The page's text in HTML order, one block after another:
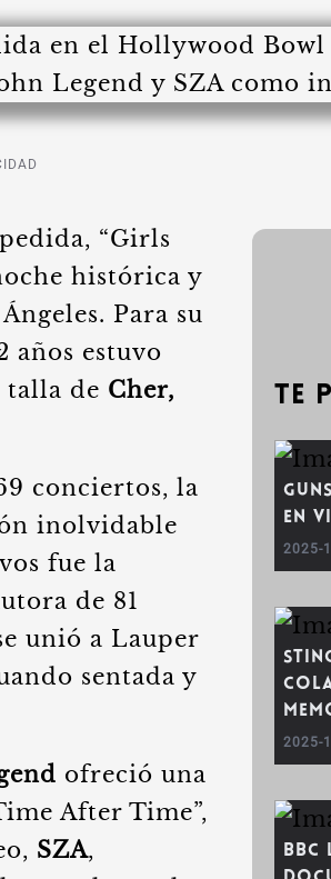
“Girls
histórica y
Para su
años estuvo
talla de Cher,
conciertos, la
inolvidable
fue la
de 81
unió a Lauper
sentada y
ofreció una
After Time”,
SZA,
Te
en
2025-
2025-